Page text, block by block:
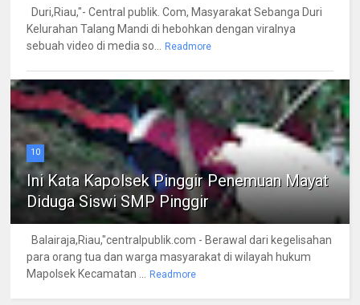
Duri,Riau,"- Central publik. Com, Masyarakat Sebanga Duri
Kelurahan Talang Mandi di hebohkan dengan viralnya
sebuah video di media so...
Readmore
10
Ini Kata Kapolsek Pinggir Penemuan Mayat
Diduga Siswi SMP Pinggir
Balairaja,Riau,"centralpublik.com - Berawal dari kegelisahan
para orang tua dan warga masyarakat di wilayah hukum
Mapolsek Kecamatan ...
Readmore